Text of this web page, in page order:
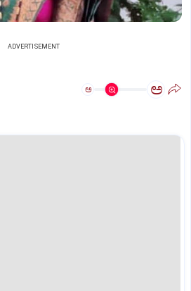
ADVERTISEMENT
ಅ ಅ